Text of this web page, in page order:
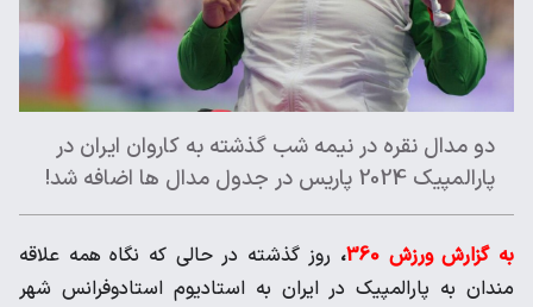
دو مدال نقره در نیمه شب گذشته به کاروان ایران در
پارالمپیک 2024 پاریس در جدول مدال ها اضافه شد!
به گزارش ورزش 360 ، روز گذشته در حالی که نگاه همه علاقه
مندان به پارالمپیک در ایران به استادیوم استادوفرانس شهر